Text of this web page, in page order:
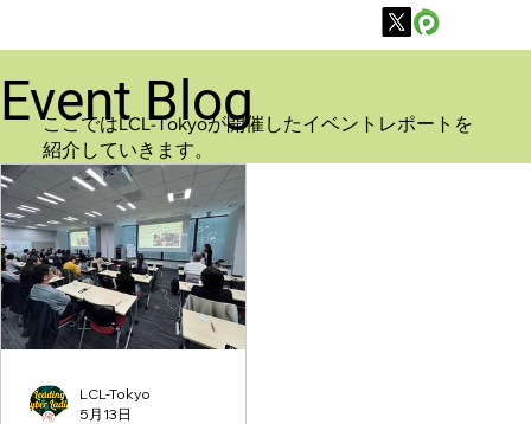
Event Blog
​ここではLCL-Tokyoが開催したイベントレポートを
紹介していきます。
LCL-Tokyo
5月13日